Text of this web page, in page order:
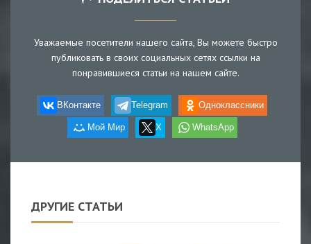
Уважаемые посетители нашего сайта, Вы можете быстро
публиковать в своих социальных сетях ссылки на
понравившиеся статьи на нашем сайте.
ВКонтакте Telegram Одноклассники
Мой Мир X WhatsApp
ДРУГИЕ СТАТЬИ